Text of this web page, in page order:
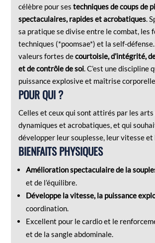
célèbre pour sestechniques de coups de
spectaculaires, rapides et acrobatiques.
sa pratique se divise entre le combat, les
techniques (*poomsae*) et la self-
valeurs fortes decourtoisie, d’intégrité,
et de contrôle de soi. C’est une discipline
puissance explosive et maîtrise
POUR QUI ?
Celles et ceux qui sont attirés par les
dynamiques et acrobatiques, et qui
développer leur souplesse, leur vitesse
BIENFAITS PHYSIQUES
Amélioration spectaculaire de la
et de l’équilibre.
Développe la vitesse, la puissance
coordination.
Excellent pour le cardio et le
et de la sangle abdominale.